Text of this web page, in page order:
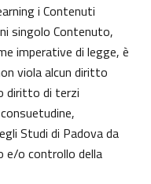
i Contenuti
singolo Contenuto,
imperative di legge, è
viola alcun diritto
diritto di terzi
Studi di Padova da
e/o controllo della